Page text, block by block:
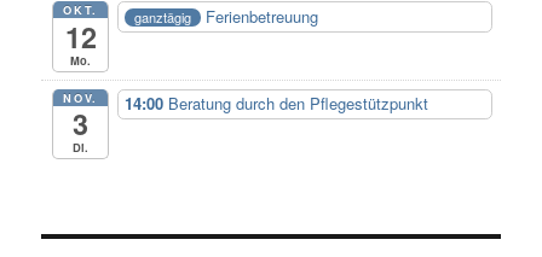
OKT.
12
Mo.
ganztägig Ferienbetreuung
NOV.
3
Di.
14:00 Beratung durch den Pflegestützpunkt